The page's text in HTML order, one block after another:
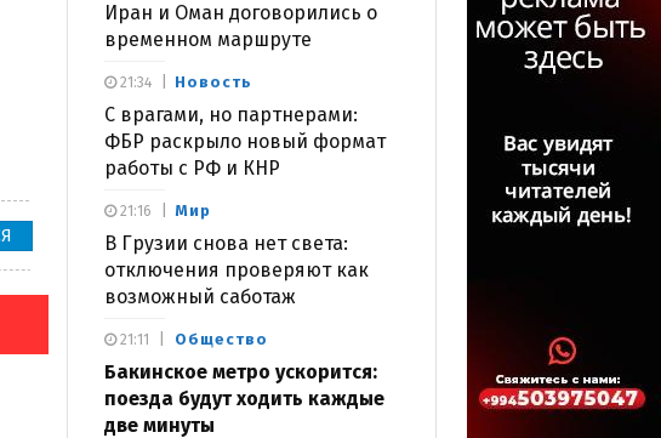
Иран и Оман договорились о
временном маршруте
Новость
С врагами, но партнерами:
ФБР раскрыло новый формат
работы с РФ и КНР
21:34
Мир
В Грузии снова нет света:
отключения проверяют как
возможный саботаж
21:16
Общество
Бакинское метро ускорится:
поезда будут ходить каждые
две минуты
21:11